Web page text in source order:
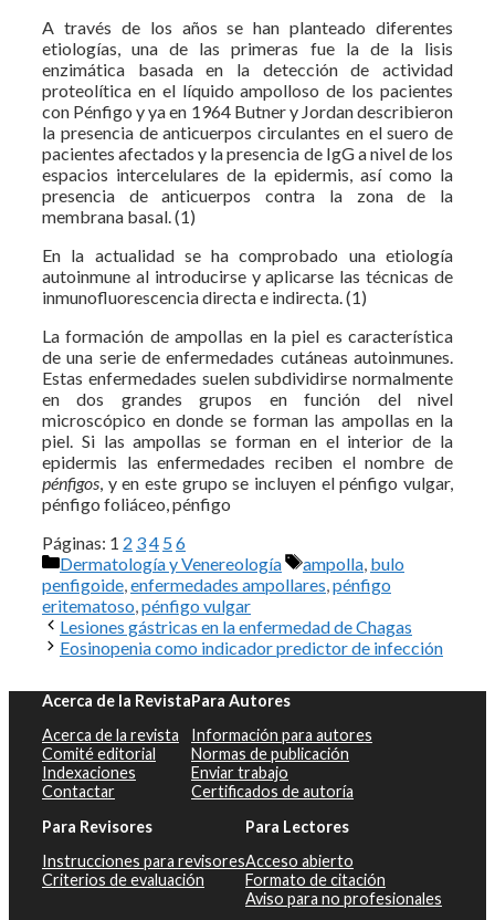
A través de los años se han planteado diferentes
etiologías, una de las primeras fue la de la lisis
enzimática basada en la detección de actividad
proteolítica en el líquido ampolloso de los pacientes
con Pénfigo y ya en 1964 Butner y Jordan describieron
la presencia de anticuerpos circulantes en el suero de
pacientes afectados y la presencia de IgG a nivel de los
espacios intercelulares de la epidermis, así como la
presencia de anticuerpos contra la zona de la
membrana basal. (1)
En la actualidad se ha comprobado una etiología
autoinmune al introducirse y aplicarse las técnicas de
inmunofluorescencia directa e indirecta. (1)
La formación de ampollas en la piel es característica
de una serie de enfermedades cutáneas autoinmunes.
Estas enfermedades suelen subdividirse normalmente
en dos grandes grupos en función del nivel
microscópico en donde se forman las ampollas en la
piel. Si las ampollas se forman en el interior de la
epidermis las enfermedades reciben el nombre de
pénfigos , y en este grupo se incluyen el pénfigo vulgar,
pénfigo foliáceo, pénfigo
Páginas: 1 2 34 56
Categorías
Dermatología y Venereología Etiquetas
ampolla bulo
penfigoide enfermedades ampollares pénfigo
eritematoso pénfigo vulgar
Lesiones gástricas en la enfermedad de Chagas
Eosinopenia como indicador predictor de infección
Acerca de la Revista
Acerca de la revista
Comité editorial
Indexaciones
Contactar
Para Autores
Información para autores
Normas de publicación
Enviar trabajo
Certificados de autoría
Para Revisores
Instrucciones para revisores
Criterios de evaluación
Para Lectores
Acceso abierto
Formato de citación
Aviso para no profesionales